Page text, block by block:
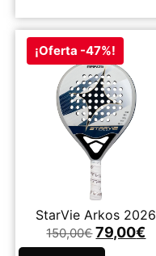
¡Oferta -47%!
StarVie Arkos 2026
150,00€ 79,00€